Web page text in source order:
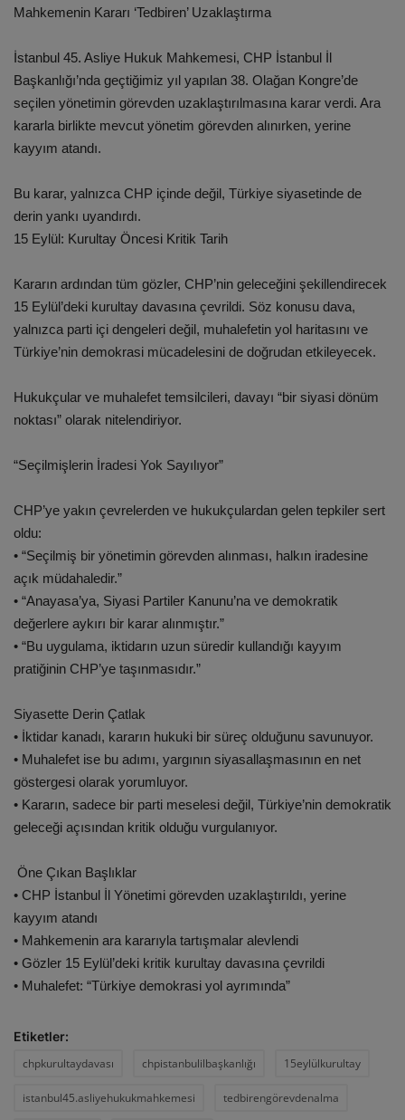
Mahkemenin Kararı ‘Tedbiren’ Uzaklaştırma
İstanbul 45. Asliye Hukuk Mahkemesi, CHP İstanbul İl
Başkanlığı’nda geçtiğimiz yıl yapılan 38. Olağan Kongre’de
seçilen yönetimin görevden uzaklaştırılmasına karar verdi. Ara
kararla birlikte mevcut yönetim görevden alınırken, yerine
kayyım atandı.
Bu karar, yalnızca CHP içinde değil, Türkiye siyasetinde de
derin yankı uyandırdı.
15 Eylül: Kurultay Öncesi Kritik Tarih
Kararın ardından tüm gözler, CHP’nin geleceğini şekillendirecek
15 Eylül’deki kurultay davasına çevrildi. Söz konusu dava,
yalnızca parti içi dengeleri değil, muhalefetin yol haritasını ve
Türkiye’nin demokrasi mücadelesini de doğrudan etkileyecek.
Hukukçular ve muhalefet temsilcileri, davayı “bir siyasi dönüm
noktası” olarak nitelendiriyor.
“Seçilmişlerin İradesi Yok Sayılıyor”
CHP’ye yakın çevrelerden ve hukukçulardan gelen tepkiler sert
oldu:
• “Seçilmiş bir yönetimin görevden alınması, halkın iradesine
açık müdahaledir.”
• “Anayasa’ya, Siyasi Partiler Kanunu’na ve demokratik
değerlere aykırı bir karar alınmıştır.”
• “Bu uygulama, iktidarın uzun süredir kullandığı kayyım
pratiğinin CHP’ye taşınmasıdır.”
Siyasette Derin Çatlak
• İktidar kanadı, kararın hukuki bir süreç olduğunu savunuyor.
• Muhalefet ise bu adımı, yargının siyasallaşmasının en net
göstergesi olarak yorumluyor.
• Kararın, sadece bir parti meselesi değil, Türkiye’nin demokratik
geleceği açısından kritik olduğu vurgulanıyor.
Öne Çıkan Başlıklar
• CHP İstanbul İl Yönetimi görevden uzaklaştırıldı, yerine
kayyım atandı
• Mahkemenin ara kararıyla tartışmalar alevlendi
• Gözler 15 Eylül’deki kritik kurultay davasına çevrildi
• Muhalefet: “Türkiye demokrasi yol ayrımında”
Etiketler:
chpkurultaydavası
chpistanbulilbaşkanlığı 15eylülkurultay
istanbul45.asliyehukukmahkemesi tedbirengörevdenalma